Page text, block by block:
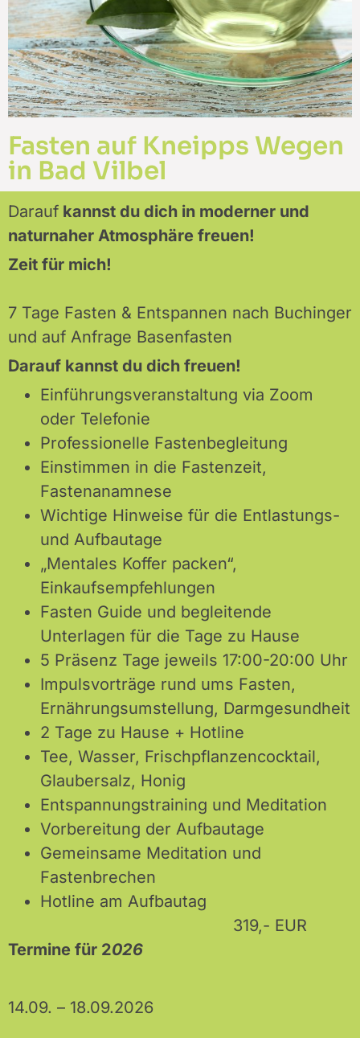
Fasten auf Kneipps Wegen
in Bad Vilbel
Darauf kannst du dich in moderner und
naturnaher Atmosphäre freuen!
Zeit für mich!
7 Tage Fasten & Entspannen nach Buchinger
und auf Anfrage Basenfasten
Darauf kannst du dich freuen!
Einführungsveranstaltung via Zoom
oder Telefonie
Professionelle Fastenbegleitung
Einstimmen in die Fastenzeit,
Fastenanamnese
Wichtige Hinweise für die Entlastungs-
und Aufbautage
„Mentales Koffer packen“,
Einkaufsempfehlungen
Fasten Guide und begleitende
Unterlagen für die Tage zu Hause
5 Präsenz Tage jeweils 17:00-20:00 Uhr
Impulsvorträge rund ums Fasten,
Ernährungsumstellung, Darmgesundheit
2 Tage zu Hause + Hotline
Tee, Wasser, Frischpflanzencocktail,
Glaubersalz, Honig
Entspannungstraining und Meditation
Vorbereitung der Aufbautage
Gemeinsame Meditation und
Fastenbrechen
Hotline am Aufbautag
319,- EUR
Termine für 2026
14.09. – 18.09.2026